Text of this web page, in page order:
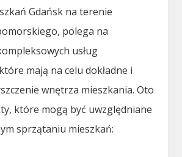
Gdańsk na terenie
polega na
usług
mają na celu dokładne i
wnętrza mieszkania. Oto
które mogą być uwzględniane
sprzątaniu mieszkań: